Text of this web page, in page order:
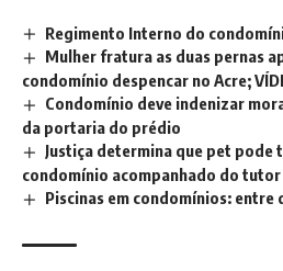
Regimento Interno do
Mulher fratura as duas pernas
condomínio despencar no Acre;
Condomínio deve indenizar
da portaria do prédio
Justiça determina que pet
condomínio acompanhado do
Piscinas em condomínios: entre